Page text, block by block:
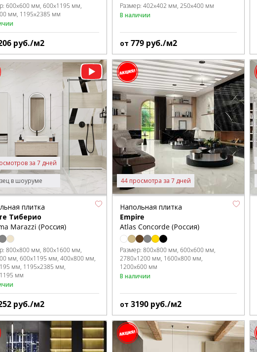
600x600 мм 600x1195 мм
мм 1195x2385 мм
руб./м2
Размер:402x402 мм 250x400 мм
В наличии
от779 руб./м2
в шоуруме
за 7 дней
плитка
Тиберио
Marazzi (Россия)
800x800 мм 800x1600 мм
мм 600x1195 мм 400x800 мм
мм 1195x2385 мм
мм
руб./м2
44 просмотра за 7 дней
Напольная плитка
Empire
Atlas Concorde (Россия)
Размер:800x800 мм 600x600 мм
2780x1200 мм 1600x800 мм
1200x600 мм
В наличии
от3190 руб./м2